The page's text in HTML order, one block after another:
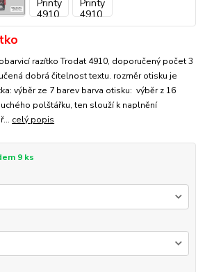
razítko Trodat 4910, doporučený počet 3
dobrá čitelnost textu. rozměr otisku je
výběr ze 7 barev barva otisku: výběr z 16
polštářku, ten slouží k naplnění
celý popis
9 ks